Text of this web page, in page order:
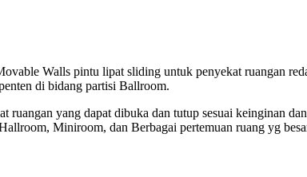
Walls pintu lipat sliding untuk penyekat ruangan
di bidang partisi Ballroom.
yang dapat dibuka dan tutup sesuai keinginan
Miniroom, dan Berbagai pertemuan ruang yg